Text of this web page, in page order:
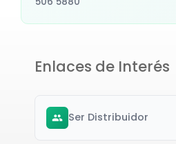
Enlaces de Interés
Ser Distribuidor